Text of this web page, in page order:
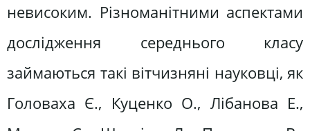
невисоким. Різноманітними аспектами
дослідження середнього класу
займаються такі вітчизняні науковці, як
Головаха Є., Куценко О., Лібанова Е.,